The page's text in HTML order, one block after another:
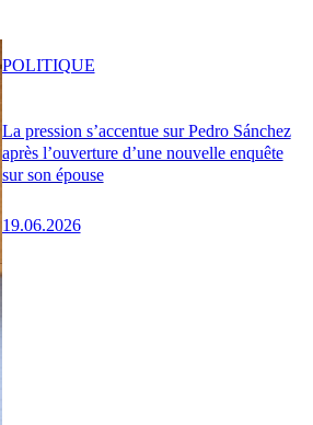
La pression s’accentue sur Pedro Sánchez
après l’ouverture d’une nouvelle enquête
sur son épouse
19.06.2026
POLITIQUE